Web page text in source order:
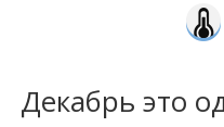
Декабрь это